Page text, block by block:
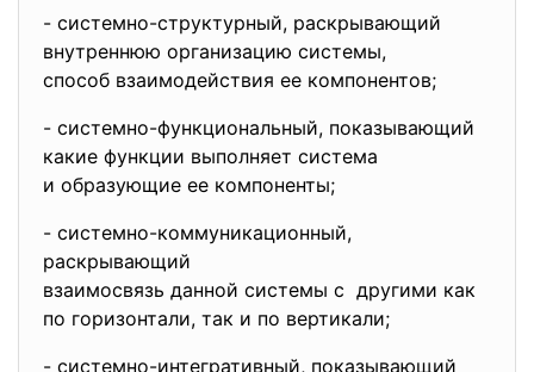
- системно-структурный, раскрывающий
внутреннюю организацию системы,
способ взаимодействия ее компонентов;
- системно-функциональный, показывающий
какие функции выполняет система
и образующие ее компоненты;
- системно-коммуникационный,
раскрывающий
взаимосвязь данной системы с другими как
по горизонтали, так и по вертикали;
- системно-интегративный, показывающий